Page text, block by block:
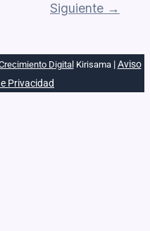
Siguiente →
Digital Kirisama |Aviso
Privacidad